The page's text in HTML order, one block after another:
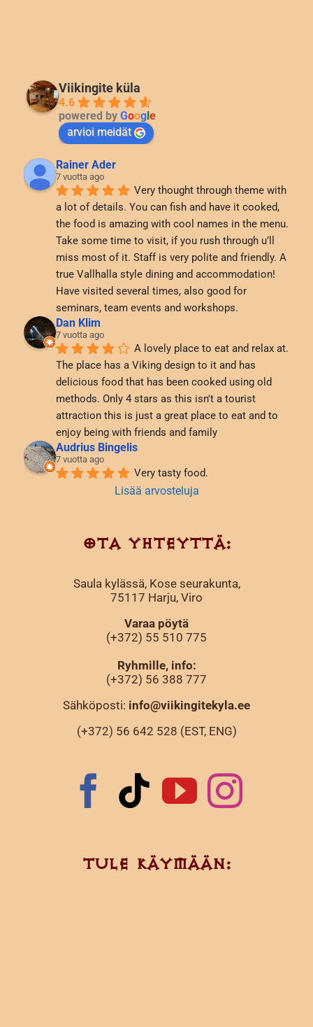
Viikingite küla
4.6
powered by Google
arvioi meidät
Rainer Ader
7 vuotta ago
Very thought through theme with
a lot of details. You can fish and have it cooked,
the food is amazing with cool names in the menu.
Take some time to visit, if you rush through u’ll
miss most of it. Staff is very polite and friendly. A
true Vallhalla style dining and accommodation!
Have visited several times, also good for
seminars, team events and workshops.
Dan Klim
7 vuotta ago
A lovely place to eat and relax at.
The place has a Viking design to it and has
delicious food that has been cooked using old
methods. Only 4 stars as this isn't a tourist
attraction this is just a great place to eat and to
enjoy being with friends and family
Audrius Bingelis
7 vuotta ago
Very tasty food.
Lisää arvosteluja
OTA YHTEYTTÄ:
Saula kylässä, Kose seurakunta,
75117 Harju, Viro
Varaa pöytä
(+372) 55 510 775
Ryhmille, info:
(+372) 56 388 777
Sähköposti: info@viikingitekyla.ee
(+372) 56 642 528 (EST, ENG)
TULE KÄYMÄÄN: